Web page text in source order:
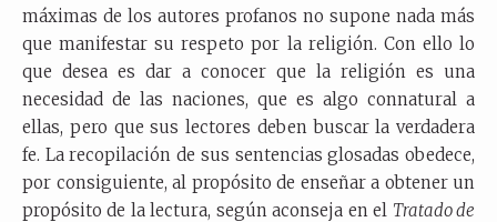
máximas de los autores profanos no supone nada más
que manifestar su respeto por la religión. Con ello lo
que desea es dar a conocer que la religión es una
necesidad de las naciones, que es algo connatural a
ellas, pero que sus lectores deben buscar la verdadera
fe. La recopilación de sus sentencias glosadas obedece,
por consiguiente, al propósito de enseñar a obtener un
propósito de la lectura, según aconseja en el Tratado de